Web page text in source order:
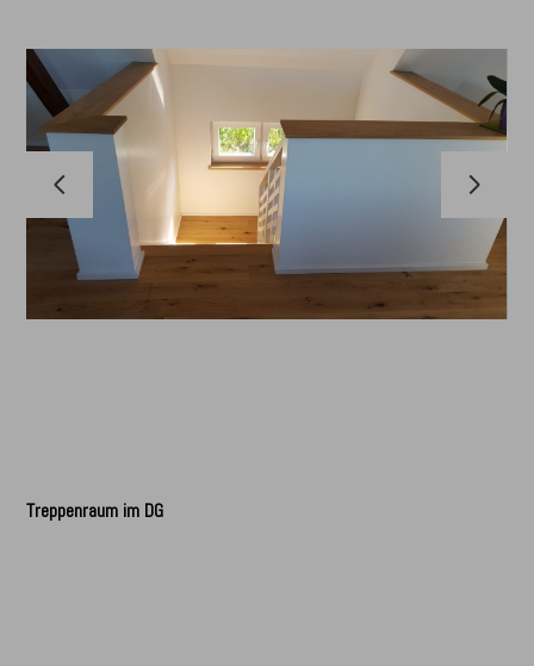
HOME
ÜBER UNS
Treppenraum im DG